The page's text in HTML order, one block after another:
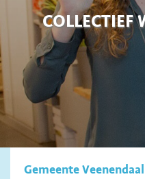
COLLECTIEF
Gemeente Veenendaal